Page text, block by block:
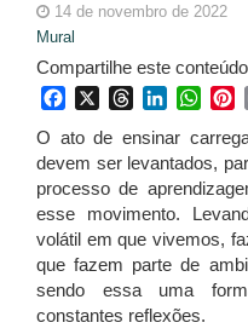
14 de novembro de 2022
Mural
Compartilhe este
FacebookThreadsLinkedIn
O ato de ensinar
devem ser levantados,
processo de
esse movimento.
volátil em que vivemos,
que fazem parte de
sendo essa uma
constantes reflexões.